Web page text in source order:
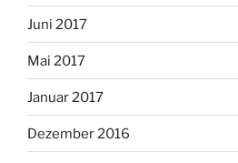
Juni 2017
Mai 2017
Januar 2017
Dezember 2016